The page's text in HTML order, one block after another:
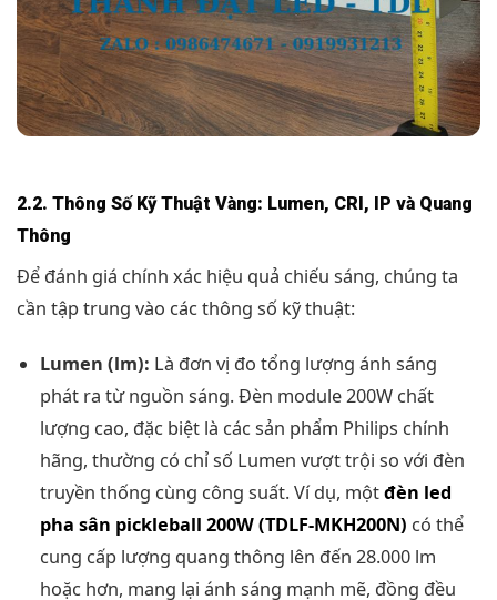
2.2. Thông Số Kỹ Thuật Vàng: Lumen, CRI, IP và Quang
Thông
Để đánh giá chính xác hiệu quả chiếu sáng, chúng ta
cần tập trung vào các thông số kỹ thuật:
Lumen (lm): Là đơn vị đo tổng lượng ánh sáng
phát ra từ nguồn sáng. Đèn module 200W chất
lượng cao, đặc biệt là các sản phẩm Philips chính
hãng, thường có chỉ số Lumen vượt trội so với đèn
truyền thống cùng công suất. Ví dụ, mộtđèn led
pha sân pickleball 200W (TDLF-MKH200N) có thể
cung cấp lượng quang thông lên đến 28.000 lm
hoặc hơn, mang lại ánh sáng mạnh mẽ, đồng đều